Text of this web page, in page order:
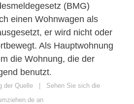
(BMG)
einen Wohnwagen als
er wird nicht oder
Als Hauptwohnung
die Wohnung, die der
benutzt.
der Quelle | Sehen Sie sich die
an